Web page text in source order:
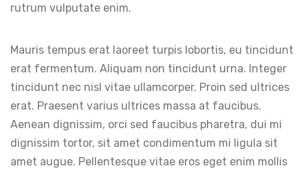
rutrum vulputate enim.
Mauris tempus erat laoreet turpis lobortis, eu tincidunt
erat fermentum. Aliquam non tincidunt urna. Integer
tincidunt nec nisl vitae ullamcorper. Proin sed ultrices
erat. Praesent varius ultrices massa at faucibus.
Aenean dignissim, orci sed faucibus pharetra, dui mi
dignissim tortor, sit amet condimentum mi ligula sit
amet augue. Pellentesque vitae eros eget enim mollis